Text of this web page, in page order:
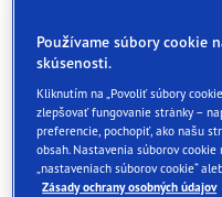
Používame súbory cookie
skúsenosti.
Kliknutím na „Povoliť súbory
zlepšovať fungovanie stránky –
preferencie, pochopiť, ako našu
obsah. Nastavenia súborov
„nastaveniach súborov cookie“
Zásady ochrany osobných údajov